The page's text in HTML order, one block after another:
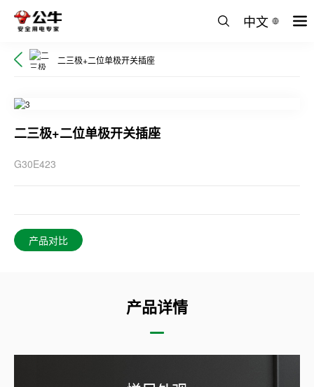
中文
二三极+二位单极开关插座
二三极+二位单极开关插座
G30E423
产品对比
产品详情